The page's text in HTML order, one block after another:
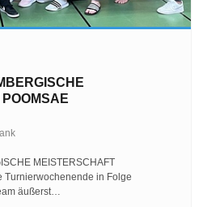
MEISTERSCHAFT
Turnierwochenende in Folge
äußerst…